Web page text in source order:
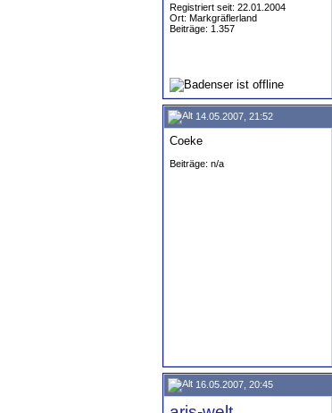
Registriert seit: 22.01.2004
Ort: Markgräflerland
Beiträge: 1.357
14.05.2007, 21:52
Coeke
Beiträge: n/a
16.05.2007, 20:45